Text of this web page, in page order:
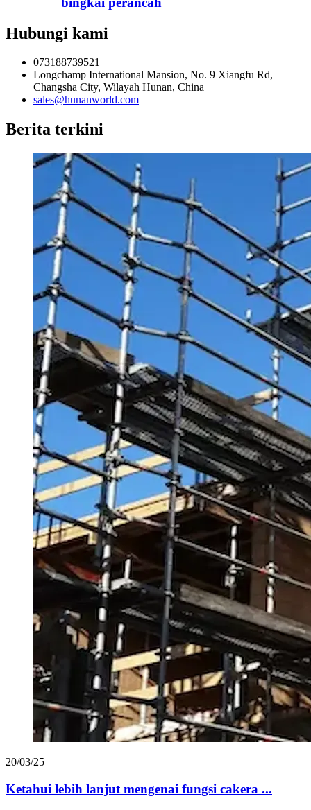
Hubungi kami
073188739521
Longchamp International Mansion, No. 9 Xiangfu Rd,
Changsha City, Wilayah Hunan, China
sales@hunanworld.com
Berita terkini
20/03/25
Ketahui lebih lanjut mengenai fungsi cakera ...